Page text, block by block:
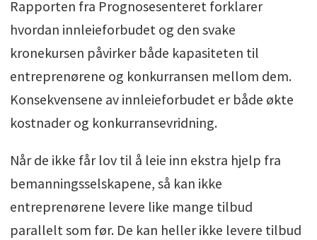
Rapporten fra Prognosesenteret forklarer
hvordan innleieforbudet og den svake
kronekursen påvirker både kapasiteten til
entreprenørene og konkurransen mellom dem.
Konsekvensene av innleieforbudet er både økte
kostnader og konkurransevridning.
Når de ikke får lov til å leie inn ekstra hjelp fra
bemanningsselskapene, så kan ikke
entreprenørene levere like mange tilbud
parallelt som før. De kan heller ikke levere tilbud